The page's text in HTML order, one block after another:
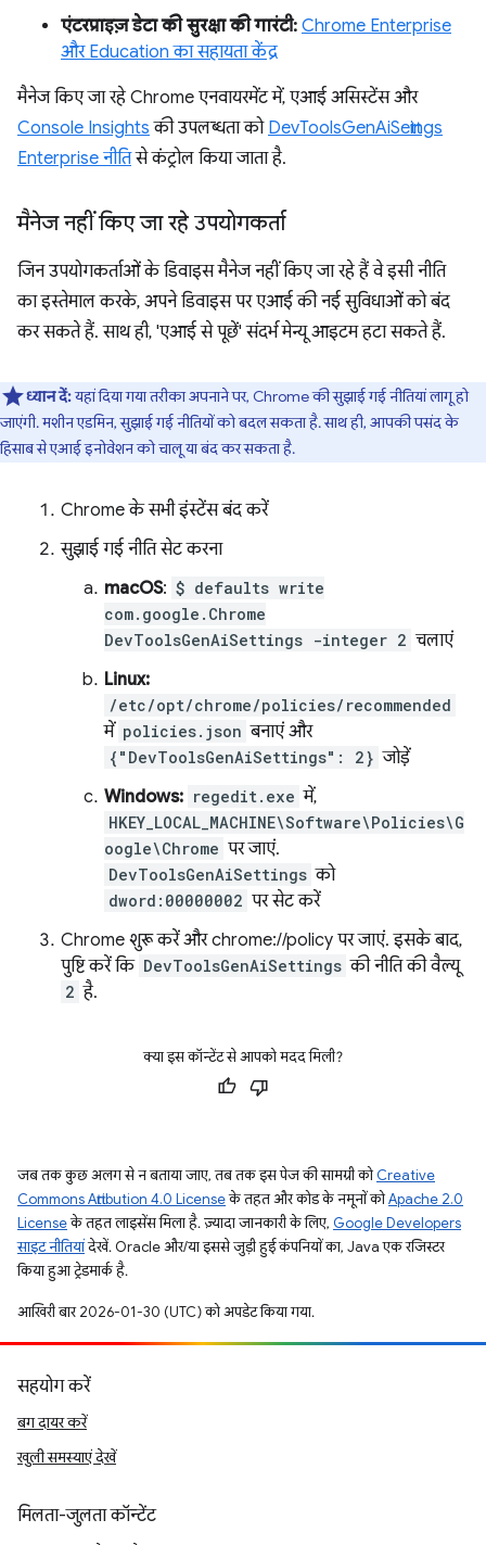
एंटरप्राइज़ डेटा की सुरक्षा की गारंटी: Chrome Enterprise
और Education का सहायता केंद्र
मैनेज किए जा रहे Chrome एनवायरमेंट में, एआई असिस्टेंस और
Console Insights की उपलब्धता को DevToolsGenAiSettings
Enterprise नीतिसे कंट्रोल किया जाता है.
मैनेज नहीं किए जा रहे उपयोगकर्ता
जिन उपयोगकर्ताओं के डिवाइस मैनेज नहीं किए जा रहे हैं वे इसी नीति
का इस्तेमाल करके, अपने डिवाइस पर एआई की नई सुविधाओं को बंद
कर सकते हैं. साथ ही, 'एआई से पूछें' संदर्भ मेन्यू आइटम हटा सकते हैं.
ध्यान दें:यहां दिया गया तरीका अपनाने पर, Chrome की सुझाई गई नीतियां लागू हो
जाएंगी. मशीन एडमिन, सुझाई गई नीतियों को बदल सकता है. साथ ही, आपकी पसंद के
हिसाब से एआई इनोवेशन को चालू या बंद कर सकता है.
Chrome के सभी इंस्टेंस बंद करें
सुझाई गई नीति सेट करना
macOS: $ defaults write
com.google.Chrome
DevToolsGenAiSettings -integer 2 चलाएं
Linux:
/etc/opt/chrome/policies/recommended
में policies.json बनाएं और
{"DevToolsGenAiSettings": 2} जोड़ें
Windows: regedit.exe में,
HKEY_LOCAL_MACHINE\Software\Policies\G
oogle\Chrome पर जाएं.
DevToolsGenAiSettings को
dword:00000002 पर सेट करें
Chrome शुरू करें और chrome://policy पर जाएं. इसके बाद,
पुष्टि करें कि DevToolsGenAiSettings की नीति की वैल्यू
2 है.
क्या इस कॉन्टेंट से आपको मदद मिली?
जब तक कुछ अलग से न बताया जाए, तब तक इस पेज की सामग्री कोCreative
Commons Attribution 4.0 Licenseके तहत और कोड के नमूनों कोApache 2.0
Licenseके तहत लाइसेंस मिला है. ज़्यादा जानकारी के लिए, Google Developers
साइट नीतियांदेखें. Oracle और/या इससे जुड़ी हुई कंपनियों का, Java एक रजिस्टर
किया हुआ ट्रेडमार्क है.
आखिरी बार 2026-01-30 (UTC) को अपडेट किया गया.
सहयोग करें
बग दायर करें
खुली समस्याएं देखें
मिलता-जुलता कॉन्टेंट